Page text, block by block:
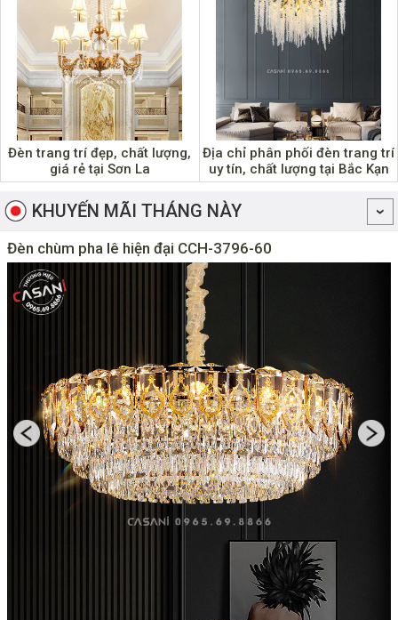
Đèn trang trí đẹp, chất lượng,
giá rẻ tại Sơn La
Địa chỉ phân phối đèn trang trí
uy tín, chất lượng tại Bắc Kạn
KHUYẾN MÃI THÁNG NÀY
Đèn chùm pha lê hiện đại CCH-3796-60